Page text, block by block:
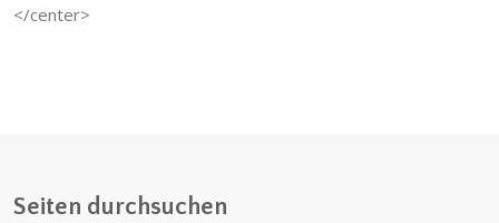
</center>
Seiten durchsuchen